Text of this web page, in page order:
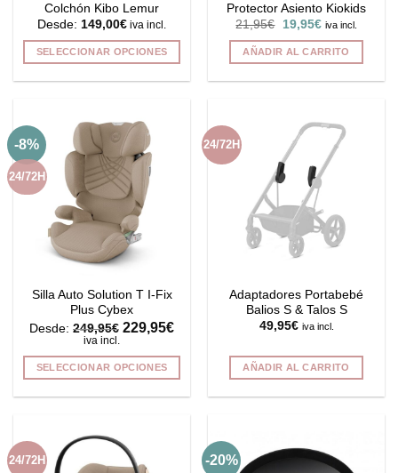
página
de
producto
Colchón Kibo Lemur
Desde: 149,00€ iva incl.
SELECCIONAR OPCIONES
múltiples
variantes.
Las
opciones
se
pueden
elegir
en
página
de
producto
Protector Asiento Kiokids
21,95€
El
original
era:
19,95€El
actual
es:
iva incl.
AÑADIR AL CARRITO
-8%
24/72H
Silla Auto Solution T I-Fix
Plus Cybex
Desde: 249,95€ 229,95€
iva incl.
SELECCIONAR OPCIONES
múltiples
variantes.
24/72H
Adaptadores Portabebé
Balios S & Talos S
49,95€ iva incl.
AÑADIR AL CARRITO
24/72H -20%